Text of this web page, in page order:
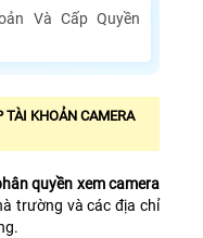
Và Cấp Quyền
KHOẢN CAMERA
quyền xem camera
trường và các địa chỉ